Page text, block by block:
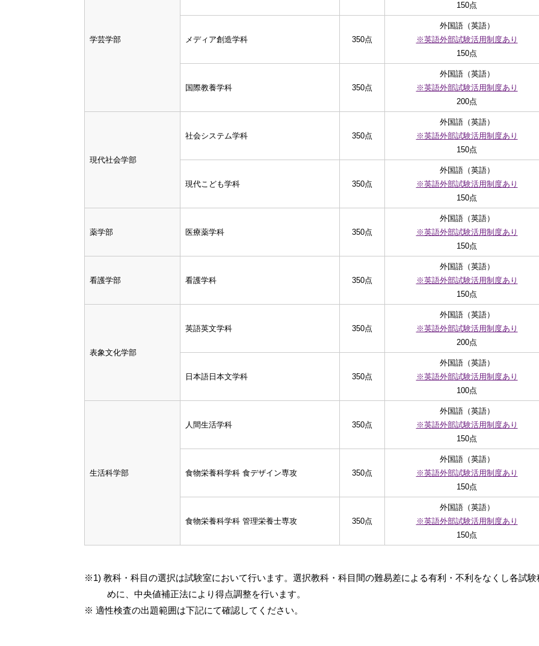
学芸学部
150点
メディア創造学科 350点
外国語（英語）
※英語外部試験活用制度あり
150点
国際教養学科 350点
外国語（英語）
※英語外部試験活用制度あり
200点
現代社会学部
社会システム学科 350点
外国語（英語）
※英語外部試験活用制度あり
150点
現代こども学科 350点
外国語（英語）
※英語外部試験活用制度あり
150点
薬学部 医療薬学科 350点
外国語（英語）
※英語外部試験活用制度あり
150点
看護学部 看護学科 350点
外国語（英語）
※英語外部試験活用制度あり
150点
表象文化学部
英語英文学科 350点
外国語（英語）
※英語外部試験活用制度あり
200点
日本語日本文学科 350点
外国語（英語）
※英語外部試験活用制度あり
100点
生活科学部
人間生活学科 350点
外国語（英語）
※英語外部試験活用制度あり
150点
食物栄養科学科 食デザイン専攻 350点
外国語（英語）
※英語外部試験活用制度あり
150点
食物栄養科学科 管理栄養士専攻 350点
外国語（英語）
※英語外部試験活用制度あり
150点
※1) 教科・科目の選択は試験室において行います。選択教科・科目間の難易差による有利・不利をなくし各試
めに、中央値補正法により得点調整を行います。
※ 適性検査の出題範囲は下記にて確認してください。